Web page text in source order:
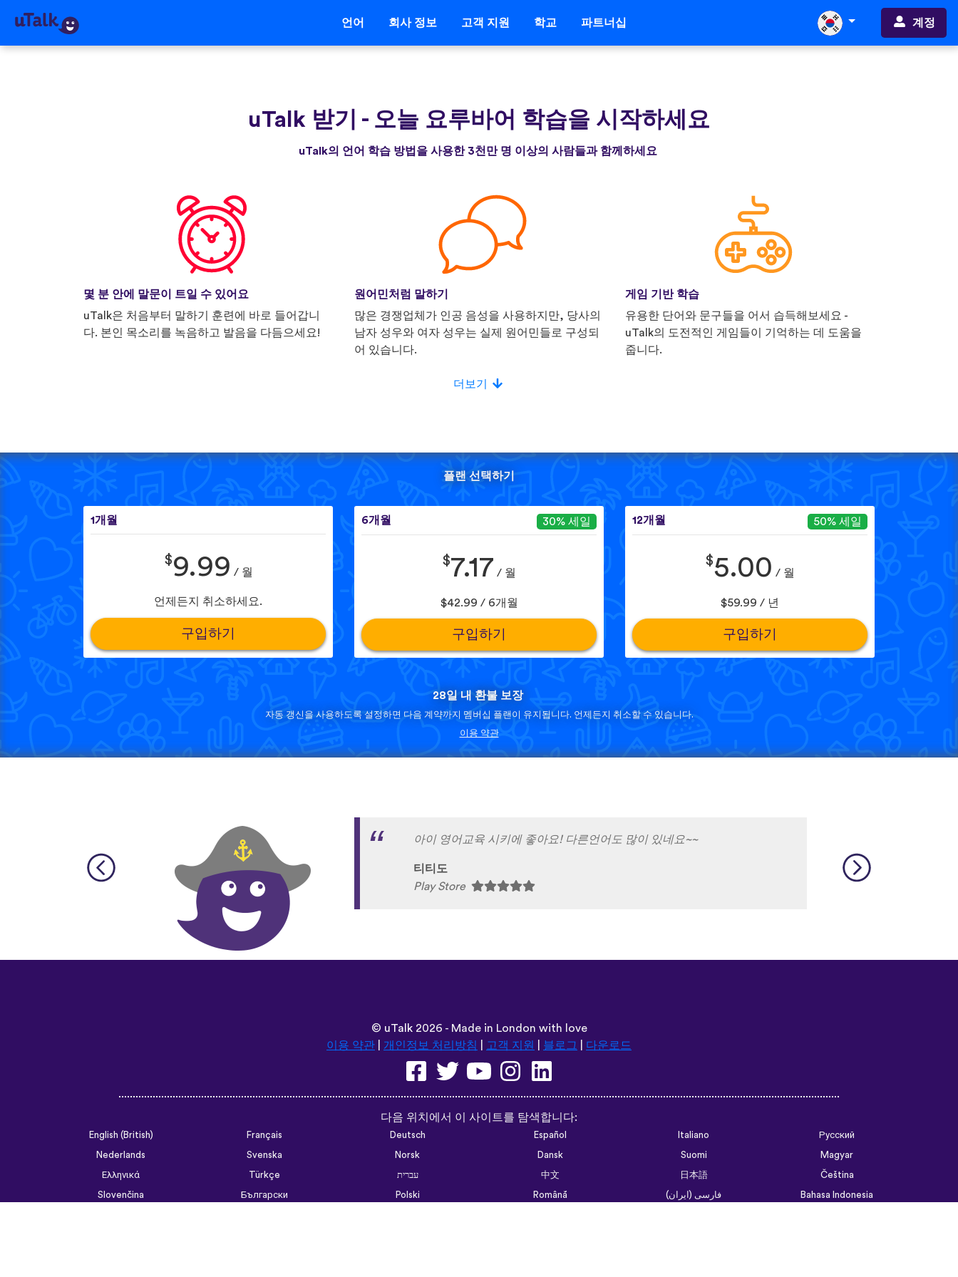
언어 회사 정보 고객 지원 학교 파트너십 계정
uTalk 받기 - 오늘 요루바어 학습을 시작하세요
uTalk의 언어 학습 방법을 사용한 3천만 명 이상의 사람들과 함께하세요
몇 분 안에 말문이 트일 수 있어요
uTalk은 처음부터 말하기 훈련에 바로 들어갑니
다. 본인 목소리를 녹음하고 발음을 다듬으세요!
원어민처럼 말하기
많은 경쟁업체가 인공 음성을 사용하지만, 당사의
남자 성우와 여자 성우는 실제 원어민들로 구성되
어 있습니다.
게임 기반 학습
유용한 단어와 문구들을 어서 습득해보세요 -
uTalk의 도전적인 게임들이 기억하는 데 도움을
줍니다.
더보기
플랜 선택하기
1개월
$9.99 / 월
언제든지 취소하세요.
구입하기
6개월 30% 세일
$7.17 / 월
$42.99 / 6개월
구입하기
12개월 50% 세일
$5.00 / 월
$59.99 / 년
구입하기
28일 내 환불 보장
자동 갱신을 사용하도록 설정하면 다음 계약까지 멤버십 플랜이 유지됩니다. 언제든지 취소할 수 있습니다.
이용 약관
다음 위치에서 이 사이트를 탐색합니다:
English (British) Français Deutsch Español Italiano
Русский
Norsk Dansk
Ελληνικά
Türkçe עברית 中文 日本語
Čeština
Slovenčina
Български Polski Română فارسی (ایران)
Bahasa Indonesia
ไทย
Tiếng Việt 한국어 Português do Brasil Українська
العربية الرسمية الحديثة
Монгол
Azərbaycan dili